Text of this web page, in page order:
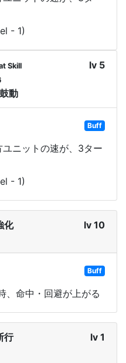
- 1)
Skill
動
lv 5
Buff
ニットの速が、3ター
- 1)
化 lv 10
Buff
、命中・回避が上がる
行 lv 1